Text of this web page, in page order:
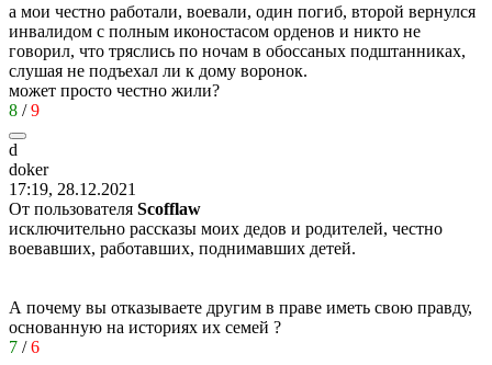
а мои честно работали, воевали, один погиб, второй вернулся
инвалидом с полным иконостасом орденов и никто не
говорил, что тряслись по ночам в обоссаных подштанниках,
слушая не подъехал ли к дому воронок.
может просто честно жили?
8 /9
d
doker
17:19, 28.12.2021
От пользователя Scofflaw
исключительно рассказы моих дедов и родителей, честно
воевавших, работавших, поднимавших детей.
А почему вы отказываете другим в праве иметь свою правду,
основанную на историях их семей ?
7 /6